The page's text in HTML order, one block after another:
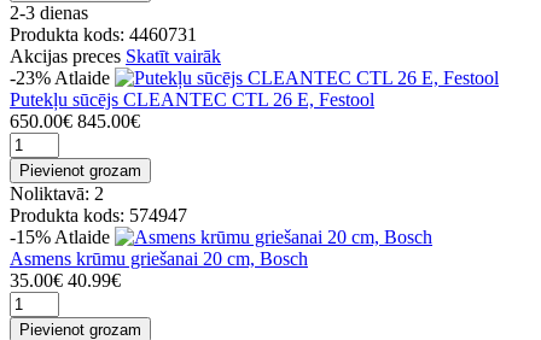
2-3 dienas
Produkta kods: 4460731
Akcijas preces Skatīt vairāk
-23% Atlaide
Putekļu sūcējs CLEANTEC CTL 26 E, Festool
650.00€ 845.00€
Pievienot grozam
Noliktavā: 2
Produkta kods: 574947
-15% Atlaide
Asmens krūmu griešanai 20 cm, Bosch
35.00€ 40.99€
Pievienot grozam